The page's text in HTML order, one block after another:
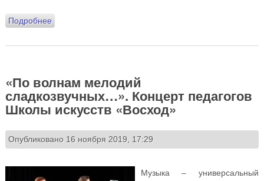
Подробнеео Концерт «Слава Богу за всё!» к юбилею настоятеля
«По волнам мелодий
сладкозвучных…». Концерт педагогов
Школы искусств «Восход»
Опубликовано 16 ноября 2019, 17:29
Музыка – универсальный